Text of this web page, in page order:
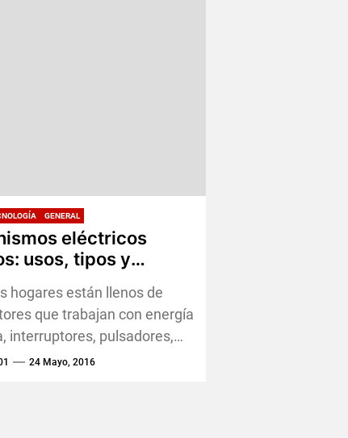
GENERAL
eléctricos
usos, tipos y
hogares están llenos de
que trabajan con energía
interruptores, pulsadores,
enchufes y otros
24 Mayo, 2016